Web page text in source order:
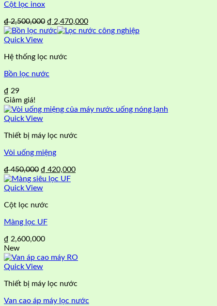
Cột lọc inox
₫2,500,000 Giá
gốc
₫ 2,470,000Giá
hiện
Quick View
Hệ thống lọc nước
Bồn lọc nước
₫ 29
Giảm giá!
Quick View
Thiết bị máy lọc nước
Vòi uống miệng
₫450,000 Giá
gốc
là:
₫ 420,000Giá
Quick View
Cột lọc nước
Màng lọc UF
₫ 2,600,000
New
Quick View
Thiết bị máy lọc nước
Van cao áp máy lọc nước